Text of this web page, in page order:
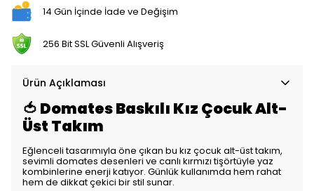
14 Gün İçinde İade ve Değişim
256 Bit SSL Güvenli Alışveriş
Ürün Açıklaması
🍅 Domates Baskılı Kız Çocuk Alt-
Üst Takım
Eğlenceli tasarımıyla öne çıkan bu kız çocuk alt-üst takım,
sevimli domates desenleri ve canlı kırmızı tişörtüyle yaz
kombinlerine enerji katıyor. Günlük kullanımda hem rahat
hem de dikkat çekici bir stil sunar.